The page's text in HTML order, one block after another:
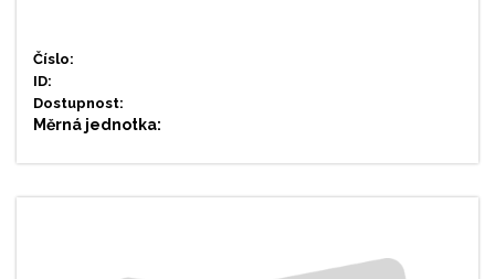
Číslo:
ID:
Dostupnost:
Měrná jednotka: